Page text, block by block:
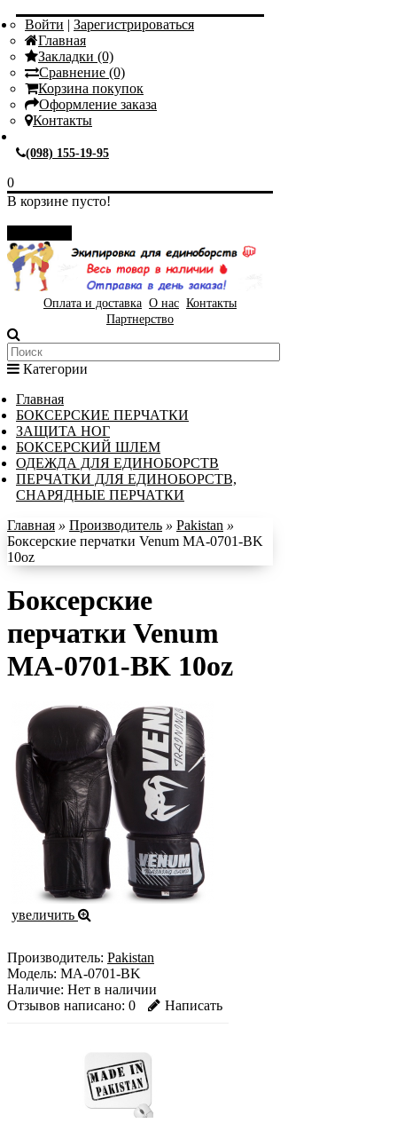
Войти | Зарегистрироваться
Главная
Закладки (0)
Сравнение (0)
Корзина покупок
Оформление заказа
Контакты
(098) 155-19-95
0
В корзине пусто!
Оплата и доставка О нас Контакты
Партнерство
Категории
Главная
БОКСЕРСКИЕ ПЕРЧАТКИ
ЗАЩИТА НОГ
БОКСЕРСКИЙ ШЛЕМ
ОДЕЖДА ДЛЯ ЕДИНОБОРСТВ
ПЕРЧАТКИ ДЛЯ ЕДИНОБОРСТВ,
СНАРЯДНЫЕ ПЕРЧАТКИ
Главная » Производитель » Pakistan »
Боксерские перчатки Venum MA-0701-BK
10oz
Боксерские
перчатки Venum
MA-0701-BK 10oz
увеличить
Производитель: Pakistan
Модель: MA-0701-BK
Наличие: Нет в наличии
Отзывов написано: 0 Написать